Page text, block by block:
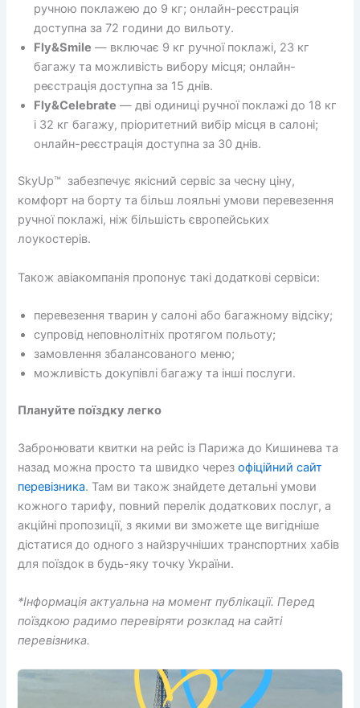
ручною поклажею до 9 кг; онлайн-реєстрація
доступна за 72 години до вильоту.
Fly&Smile — включає 9 кг ручної поклажі, 23 кг
багажу та можливість вибору місця; онлайн-
реєстрація доступна за 15 днів.
Fly&Celebrate — дві одиниці ручної поклажі до 18 кг
і 32 кг багажу, пріоритетний вибір місця в салоні;
онлайн-реєстрація доступна за 30 днів.
SkyUp™ забезпечує якісний сервіс за чесну ціну,
комфорт на борту та більш лояльні умови перевезення
ручної поклажі, ніж більшість європейських
лоукостерів.
Також авіакомпанія пропонує такі додаткові сервіси:
перевезення тварин у салоні або багажному відсіку;
супровід неповнолітніх протягом польоту;
замовлення збалансованого меню;
можливість докупівлі багажу та інші послуги.
Плануйте поїздку легко
Забронювати квитки на рейс із Парижа до Кишинева та
назад можна просто та швидко черезофіційний сайт
перевізника. Там ви також знайдете детальні умови
кожного тарифу, повний перелік додаткових послуг, а
акційні пропозиції, з якими ви зможете ще вигідніше
дістатися до одного з найзручніших транспортних хабів
для поїздок в будь-яку точку України.
*Інформація актуальна на момент публікації. Перед
поїздкою радимо перевіряти розклад на сайті
перевізника.